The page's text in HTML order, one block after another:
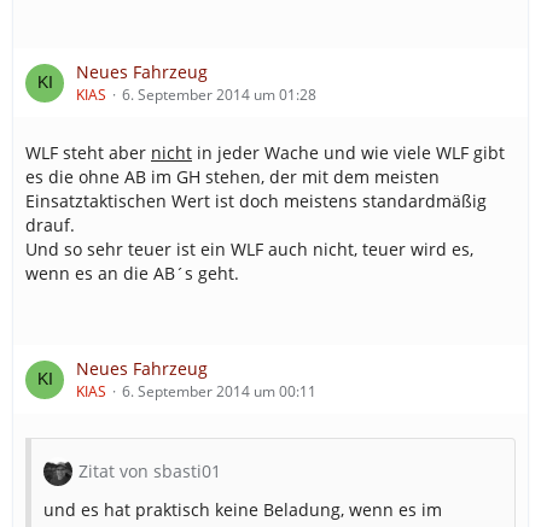
Neues Fahrzeug
KIAS 6. September 2014 um 01:28
WLF steht aber nicht in jeder Wache und wie viele WLF gibt
es die ohne AB im GH stehen, der mit dem meisten
Einsatztaktischen Wert ist doch meistens standardmäßig
drauf.
Und so sehr teuer ist ein WLF auch nicht, teuer wird es,
wenn es an die AB´s geht.
Neues Fahrzeug
KIAS 6. September 2014 um 00:11
Zitat von sbasti01
und es hat praktisch keine Beladung, wenn es im